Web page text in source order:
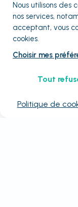
Nous utilisons des
nos services,
acceptant, vous
cookies.
Choisir mes
Tout
Politique de